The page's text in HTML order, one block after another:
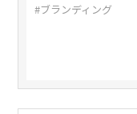
#ブランディング